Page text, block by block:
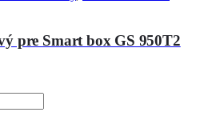
pre Smart box GS 950T2